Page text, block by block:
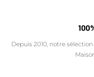
Depuis 2010, notre